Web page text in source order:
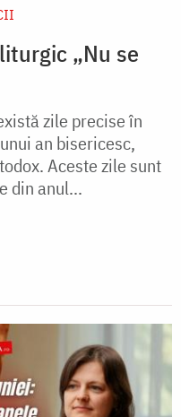
„Nu se
zile precise în
an bisericesc,
Aceste zile sunt
din anul...